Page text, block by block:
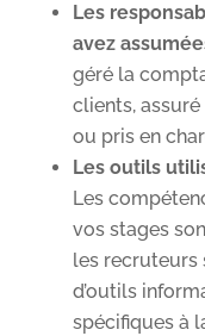
Les
avez
géré la
clients,
ou pris en
Les outils
Les
vos stages
les recruteurs
d’outils
spécifiques à